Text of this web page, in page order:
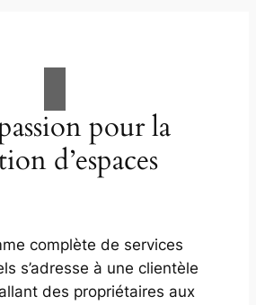
pour la
d’espaces
complète de services
s’adresse à une clientèle
des propriétaires aux